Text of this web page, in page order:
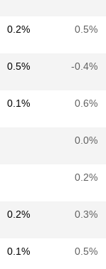
0.2% 0.5%
0.5% -0.4%
0.1% 0.6%
0.0%
0.2%
0.2% 0.3%
0.1% 0.5%